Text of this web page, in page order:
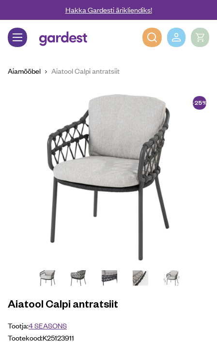
Liigu edasi põhisisu juurdeHakka Gardesti ärikliendiks!
Gardest
Aiamööbel Aiatool Calpi antratsiit
-25%
Aiatool Calpi antratsiit
Tootja:4 SEASONS
Tootekood:K25123911